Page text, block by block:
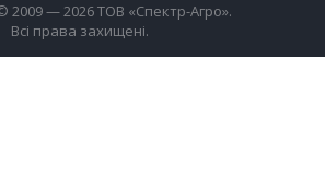
2009 — 2026 ТОВ «Спектр-Агро».
Всі права захищені.